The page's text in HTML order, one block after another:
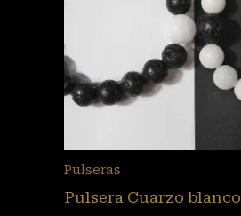
Pulseras
Pulsera Cuarzo blanco